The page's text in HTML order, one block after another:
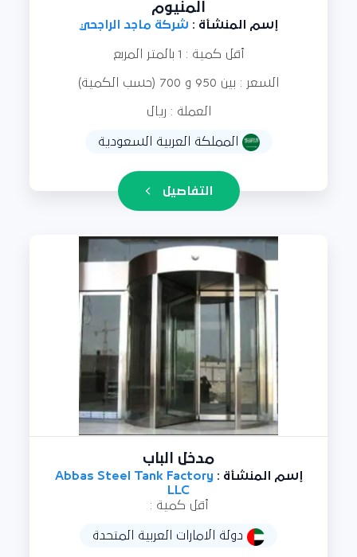
المنيوم
إسم المنشأة : شركة ماجد الراجحي
أقل كمية : 1 بالمتر المربع
السعر : بين 950 و 700 (حسب الكمية)
العملة : ريال
المملكة العربية السعودية
التفاصيل
مدخل الباب
إسم المنشأة : Abbas Steel Tank Factory
LLC
أقل كمية :
دولة الامارات العربية المتحدة